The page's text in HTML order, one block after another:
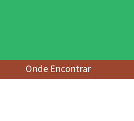
Onde Encontrar